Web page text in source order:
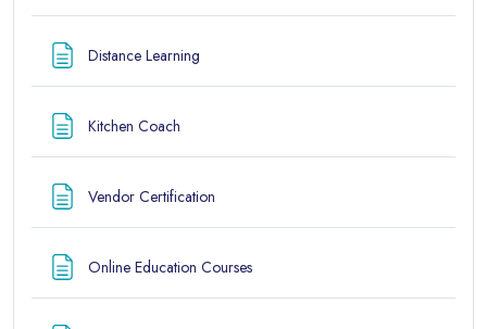
Distance Learning
Kitchen Coach
Vendor Certification
Online Education CoursesPage